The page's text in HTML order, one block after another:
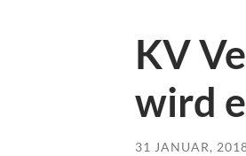
KV
wird
31 JANUAR,